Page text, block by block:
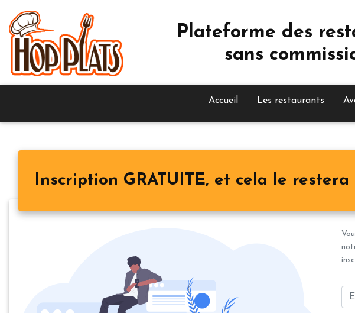
Plateforme des
sans
Accueil Les restaurants
Inscription GRATUITE, et cela le restera